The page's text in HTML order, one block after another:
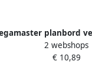
planbord
5mm x 16m
2 webshops
€ 10,89